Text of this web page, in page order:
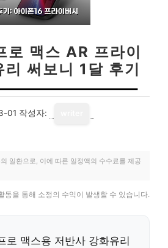
로 맥스 AR 프라이
써보니 1달 후기
01 작성자:
일환으로, 이에 따른 일정액의 수수료를 제공
동을 통해 소정의 수익이 발생할 수 있습니다.
로 맥스용 저반사 강화유리